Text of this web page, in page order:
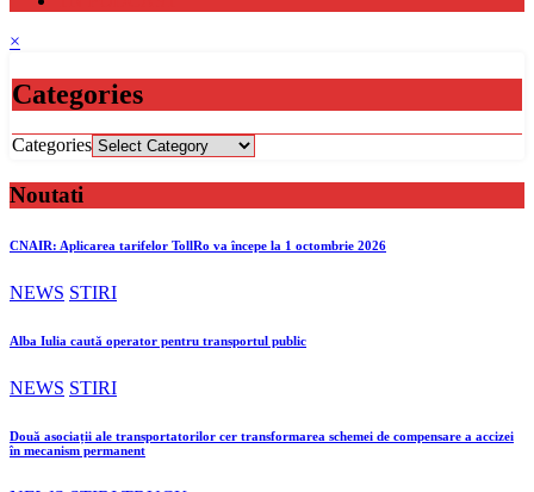
×
Categories
Categories
Noutati
CNAIR: Aplicarea tarifelor TollRo va începe la 1 octombrie 2026
NEWS STIRI
Alba Iulia caută operator pentru transportul public
NEWS STIRI
Două asociații ale transportatorilor cer transformarea schemei de compensare a accizei
în mecanism permanent